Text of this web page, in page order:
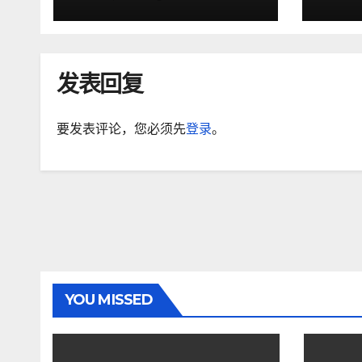
发表回复
要发表评论，您必须先登录。
YOU MISSED